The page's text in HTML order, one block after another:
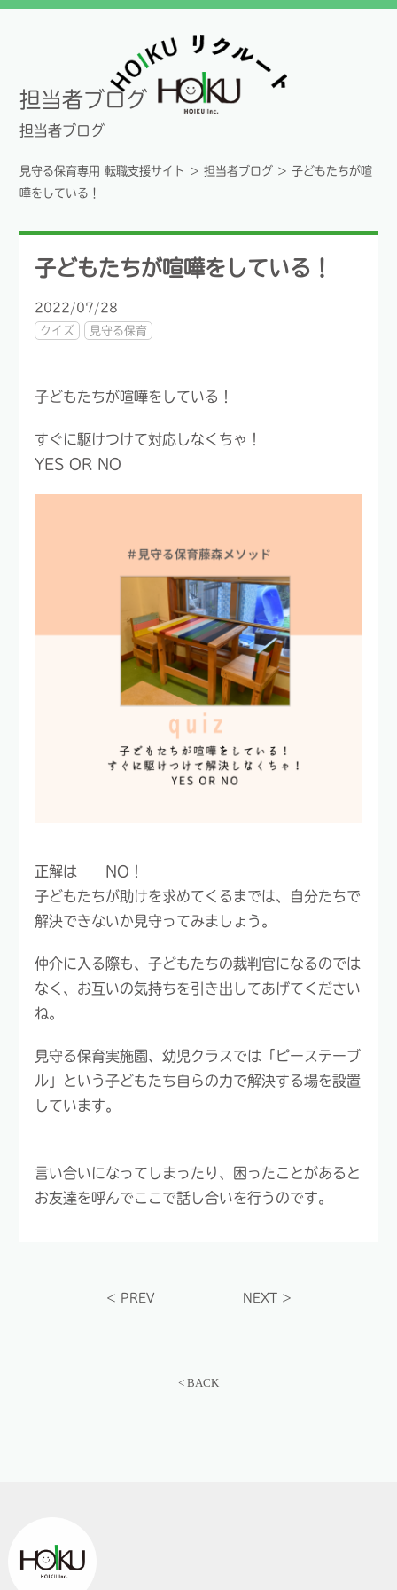
担当者ブログ
担当者ブログ
見守る保育専用 転職支援サイト >担当者ブログ >子どもたちが喧
嘩をしている！
子どもたちが喧嘩をしている！
2022/07/28
クイズ
見守る保育
子どもたちが喧嘩をしている！
すぐに駆けつけて対応しなくちゃ！
YES OR NO
正解は NO！
子どもたちが助けを求めてくるまでは、自分たちで
解決できないか見守ってみましょう。
仲介に入る際も、子どもたちの裁判官になるのでは
なく、お互いの気持ちを引き出してあげてください
ね。
見守る保育実施園、幼児クラスでは「ピーステーブ
ル」という子どもたち自らの力で解決する場を設置
しています。
言い合いになってしまったり、困ったことがあると
お友達を呼んでここで話し合いを行うのです。
< PREV NEXT >